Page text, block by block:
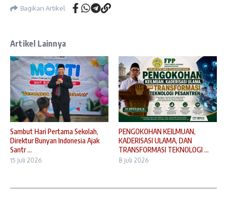
Bagikan Artikel
Artikel Lainnya
Sambut Hari Pertama Sekolah,
Direktur Bunyan Indonesia Ajak
Santr ...
15 Juli 2026
PENGOKOHAN KEILMUAN,
KADERISASI ULAMA, DAN
TRANSFORMASI TEKNOLOGI ...
8 Juli 2026